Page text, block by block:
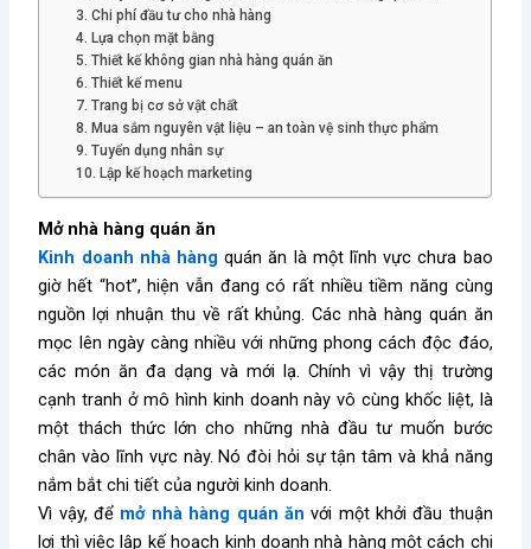
3. Chi phí đầu tư cho nhà hàng
4. Lựa chọn mặt bằng
5. Thiết kế không gian nhà hàng quán ăn
6. Thiết kế menu
7. Trang bị cơ sở vật chất
8. Mua sắm nguyên vật liệu – an toàn vệ sinh thực phẩm
9. Tuyển dụng nhân sự
10. Lập kế hoạch marketing
Mở nhà hàng quán ăn
Kinh doanh nhà hàng quán ăn là một lĩnh vực chưa bao
giờ hết “hot”, hiện vẫn đang có rất nhiều tiềm năng cùng
nguồn lợi nhuận thu về rất khủng. Các nhà hàng quán ăn
mọc lên ngày càng nhiều với những phong cách độc đáo,
các món ăn đa dạng và mới lạ. Chính vì vậy thị trường
cạnh tranh ở mô hình kinh doanh này vô cùng khốc liệt, là
một thách thức lớn cho những nhà đầu tư muốn bước
chân vào lĩnh vực này. Nó đòi hỏi sự tận tâm và khả năng
nắm bắt chi tiết của người kinh doanh.
Vì vậy, để mở nhà hàng quán ăn với một khởi đầu thuận
lợi thì việc lập kế hoạch kinh doanh nhà hàng một cách chi